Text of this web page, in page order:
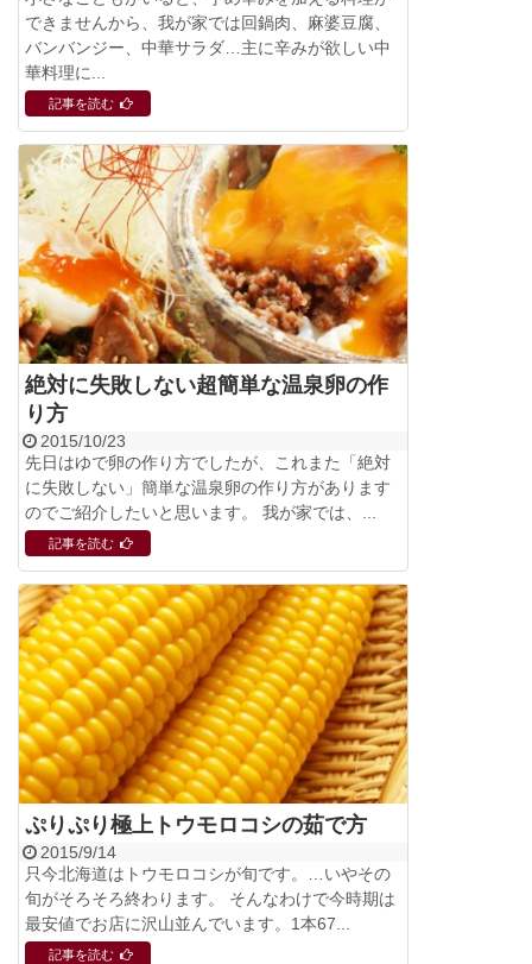
できませんから、我が家では回鍋肉、麻婆豆腐、
バンバンジー、中華サラダ…主に辛みが欲しい中
華料理に...
記事を読む
絶対に失敗しない超簡単な温泉卵の作
り方
2015/10/23
先日はゆで卵の作り方でしたが、これまた「絶対
に失敗しない」簡単な温泉卵の作り方があります
のでご紹介したいと思います。 我が家では、...
記事を読む
ぷりぷり極上トウモロコシの茹で方
2015/9/14
只今北海道はトウモロコシが旬です。…いやその
旬がそろそろ終わります。 そんなわけで今時期は
最安値でお店に沢山並んでいます。1本67...
記事を読む